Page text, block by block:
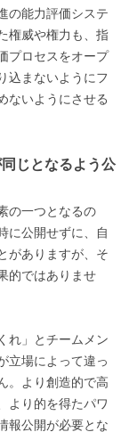
の能力評価システ
権威や権力も、指
プロセスをオープ
込まないようにフ
ないようにさせる
じとなるよう公
の一つとなるの
に公開せずに、自
がありますが、そ
的ではありませ
れ」とチームメン
立場によって違っ
。より創造的で高
より的を得たパワ
報公開が必要とな